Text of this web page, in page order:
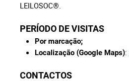
LEILOSOC®.
PERÍODO DE VISITAS
Por marcação;
Localização (Google Maps):
CONTACTOS